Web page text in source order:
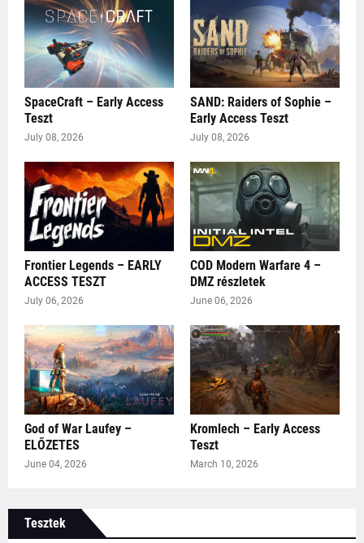
SpaceCraft – Early Access
Teszt
July 08, 2026
SAND: Raiders of Sophie –
Early Access Teszt
July 08, 2026
Frontier Legends – EARLY
ACCESS TESZT
July 06, 2026
COD Modern Warfare 4 –
DMZ részletek
June 06, 2026
God of War Laufey –
ELŐZETES
June 04, 2026
Kromlech – Early Access
Teszt
March 10, 2026
Tesztek